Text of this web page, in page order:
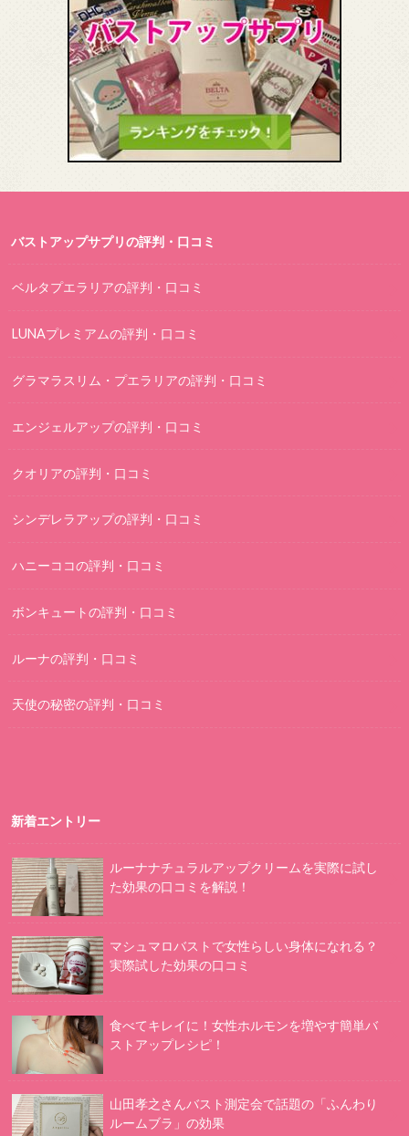
バストアップサプリの評判・口コミ
ベルタプエラリアの評判・口コミ
LUNAプレミアムの評判・口コミ
グラマラスリム・プエラリアの評判・口コミ
エンジェルアップの評判・口コミ
クオリアの評判・口コミ
シンデレラアップの評判・口コミ
ハニーココの評判・口コミ
ボンキュートの評判・口コミ
ルーナの評判・口コミ
天使の秘密の評判・口コミ
新着エントリー
ルーナナチュラルアップクリームを実際に試し
た効果の口コミを解説！
マシュマロバストで女性らしい身体になれる？
実際試した効果の口コミ
食べてキレイに！女性ホルモンを増やす簡単バ
ストアップレシピ！
山田孝之さんバスト測定会で話題の「ふんわり
ルームブラ」の効果